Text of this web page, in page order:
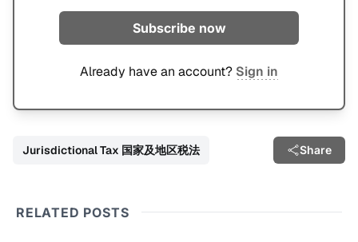
Subscribe now
Already have an account? Sign in
Jurisdictional Tax 国家及地区税法 Share
RELATED POSTS